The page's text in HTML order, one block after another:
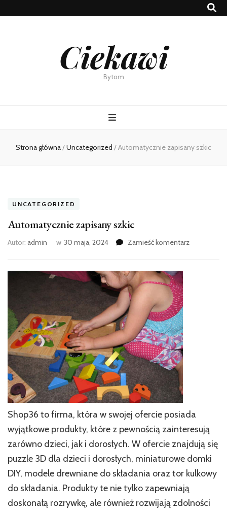
Ciekawi
Bytom
Strona główna/Uncategorized /Automatycznie zapisany szkic
UNCATEGORIZED
Automatycznie zapisany szkic
Autor: admin w 30 maja, 2024 Zamieść komentarzwe
Shop36 to firma, która w swojej ofercie posiada
wyjątkowe produkty, które z pewnością zainteresują
zarówno dzieci, jak i dorosłych. W ofercie znajdują się
puzzle 3D dla dzieci i dorosłych, miniaturowe domki
DIY, modele drewniane do składania oraz tor kulkowy
do składania. Produkty te nie tylko zapewniają
doskonałą rozrywkę, ale również rozwijają zdolności